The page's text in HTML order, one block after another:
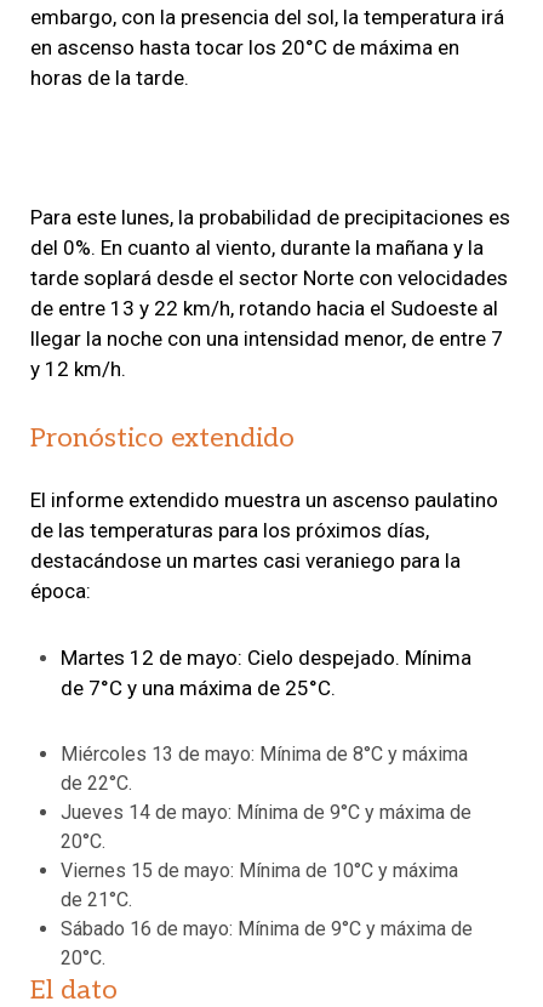
embargo, con la presencia del sol, la temperatura irá
en ascenso hasta tocar los 20°C de máxima en
horas de la tarde.
Para este lunes, la probabilidad de precipitaciones es
del 0%. En cuanto al viento, durante la mañana y la
tarde soplará desde el sector Norte con velocidades
de entre 13 y 22 km/h, rotando hacia el Sudoeste al
llegar la noche con una intensidad menor, de entre 7
y 12 km/h.
Pronóstico extendido
El informe extendido muestra un ascenso paulatino
de las temperaturas para los próximos días,
destacándose un martes casi veraniego para la
época:
Martes 12 de mayo: Cielo despejado. Mínima
de 7°C y una máxima de 25°C.
Miércoles 13 de mayo: Mínima de 8°C y máxima
de 22°C.
Jueves 14 de mayo: Mínima de 9°C y máxima de
20°C.
Viernes 15 de mayo: Mínima de 10°C y máxima
de 21°C.
Sábado 16 de mayo: Mínima de 9°C y máxima de
20°C.
El dato